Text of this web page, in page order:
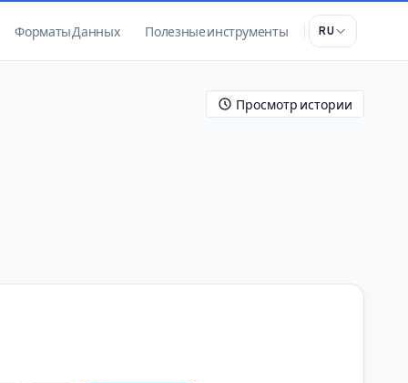
Форматы Данных Полезные инструменты RU
Просмотр истории